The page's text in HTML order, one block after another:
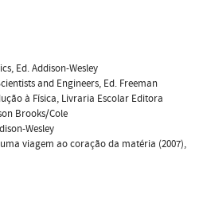
Ed. Addison-Wesley
and Engineers, Ed. Freeman
à Física, Livraria Escolar Editora
Brooks/Cole
Wesley
uma viagem ao coração da matéria (2007),